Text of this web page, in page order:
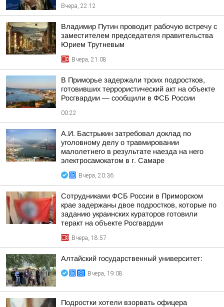
Вчера, 22:12
Владимир Путин проводит рабочую встречу с
заместителем председателя правительства
Юрием Трутневым
Вчера, 21:08
В Приморье задержали троих подростков,
готовивших террористический акт на объекте
Росгвардии — сообщили в ФСБ России
00:22
А.И. Бастрыкин затребовал доклад по
уголовному делу о травмировании
малолетнего в результате наезда на него
электросамокатом в г. Самаре
Вчера, 20:36
Сотрудниками ФСБ России в Приморском
крае задержаны двое подростков, которые по
заданию украинских кураторов готовили
теракт на объекте Росгвардии
Вчера, 18:57
Алтайский государственный университет:
Вчера, 19:08
Подростки хотели взорвать офицера